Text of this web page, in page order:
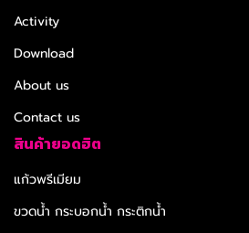
Activity
Download
About us
Contact us
สินค้ายอดฮิต
แก้วพรีเมียม
ขวดน้ำ กระบอกน้ำ กระติกน้ำ